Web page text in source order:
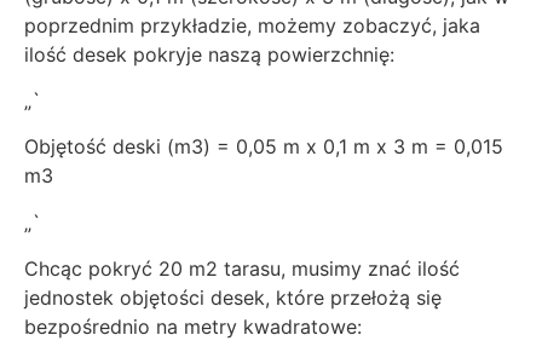
poprzednim przykładzie, możemy zobaczyć, jaka
ilość desek pokryje naszą powierzchnię:
„`
Objętość deski (m3) = 0,05 m x 0,1 m x 3 m = 0,015
m3
„`
Chcąc pokryć 20 m2 tarasu, musimy znać ilość
jednostek objętości desek, które przełożą się
bezpośrednio na metry kwadratowe: